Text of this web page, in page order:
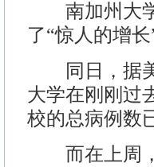
南加州大学
了“惊人的增
同日，据美
大学在刚刚过
校的总病例数
而在上周，